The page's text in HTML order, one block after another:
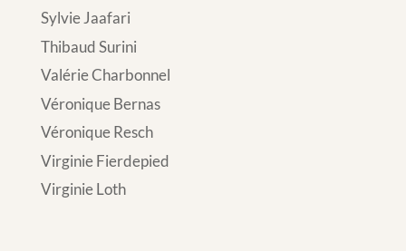
Sylvie Jaafari
Thibaud Surini
Valérie Charbonnel
Véronique Bernas
Véronique Resch
Virginie Fierdepied
Virginie Loth